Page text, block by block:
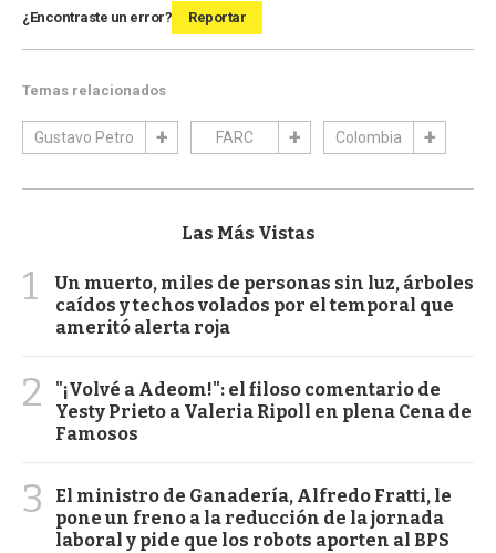
¿Encontraste un error? Reportar
Temas relacionados
Gustavo Petro FARC Colombia
Las Más Vistas
1
Un muerto, miles de personas sin luz, árboles
caídos y techos volados por el temporal que
ameritó alerta roja
2
"¡Volvé a Adeom!": el filoso comentario de
Yesty Prieto a Valeria Ripoll en plena Cena de
Famosos
3
El ministro de Ganadería, Alfredo Fratti, le
pone un freno a la reducción de la jornada
laboral y pide que los robots aporten al BPS